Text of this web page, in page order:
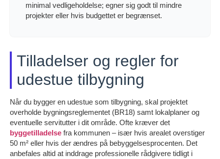
minimal vedligeholdelse; egner sig godt til mindre
projekter eller hvis budgettet er begrænset.
Tilladelser og regler for
udestue tilbygning
Når du bygger en udestue som tilbygning, skal projektet
overholde bygningsreglementet (BR18) samt lokalplaner og
eventuelle servitutter i dit område. Ofte kræver det
byggetilladelse fra kommunen – især hvis arealet overstiger
50 m² eller hvis der ændres på bebyggelsesprocenten. Det
anbefales altid at inddrage professionelle rådgivere tidligt i